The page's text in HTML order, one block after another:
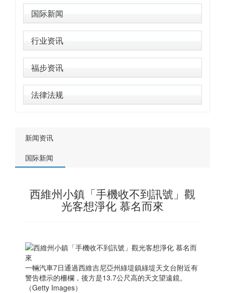
国际新闻
行业资讯
福步资讯
法律法规
新闻资讯
国际新闻
西維州小鎮「手機收不到訊號」觀
光客想淨化 慕名而來
一輛汽車7日通過西維吉尼亞州綠堤鎮綠堤天文台附近有
警告標示的柵欄，後方是13.7公尺高的天文望遠鏡。
（Getty Images）